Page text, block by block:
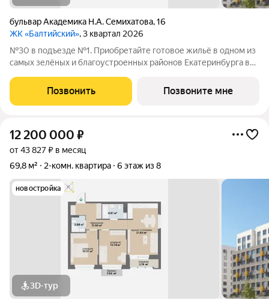
бульвар Академика Н.А. Семихатова,16
ЖК «Балтийский», 3 квартал 2026
№30 в подъезде №1. Приобретайте готовое жильё в одном из
самых зелёных и благоустроенных районов Екатеринбурга в
планировки: помимо стандартных, есть варианты с террасами,
антресолями,
Позвонить Позвоните мне
12 200 000 ₽
от 43 827 ₽ в месяц
69,8 м²
2-комн. квартира 6 этаж из 8
новостройка
3D-тур